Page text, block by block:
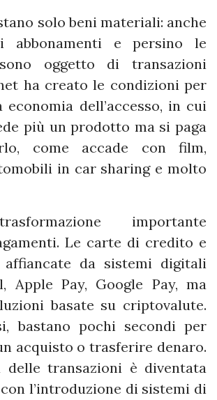
solo beni materiali: anche
abbonamenti e persino le
oggetto di transazioni
ha creato le condizioni per
dell’accesso, in cui
più un prodotto ma si paga
come accade con film,
in car sharing e molto
importante
Le carte di credito e
affiancate da sistemi digitali
Apple Pay, Google Pay, ma
basate su criptovalute.
bastano pochi secondi per
acquisto o trasferire denaro.
delle transazioni è diventata
l’introduzione di sistemi di